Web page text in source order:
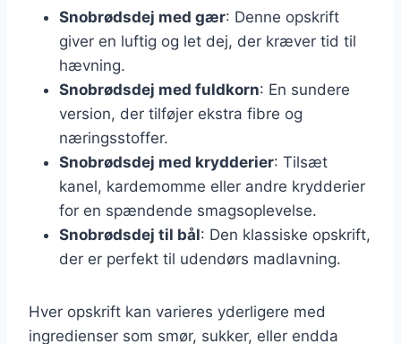
Snobrødsdej med gær: Denne opskrift
giver en luftig og let dej, der kræver tid til
hævning.
Snobrødsdej med fuldkorn: En sundere
version, der tilføjer ekstra fibre og
næringsstoffer.
Snobrødsdej med krydderier: Tilsæt
kanel, kardemomme eller andre krydderier
for en spændende smagsoplevelse.
Snobrødsdej til bål: Den klassiske opskrift,
der er perfekt til udendørs madlavning.
Hver opskrift kan varieres yderligere med
ingredienser som smør, sukker, eller endda